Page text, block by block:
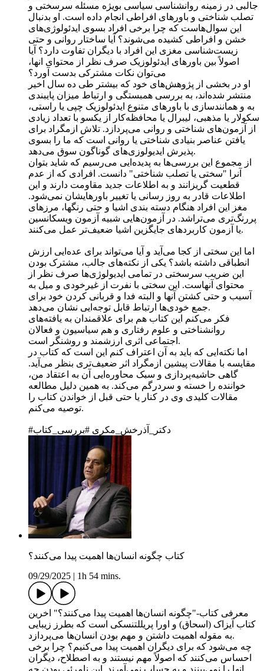
جالبی در زمینه روانشناسی سیاسی بویژه مسئله سرسختی و
تصلب شناختی و باورهای افراطی انجام داده است. او بدنبال
این سوال‌هاست که چرا برخی افراد بسوی ایدئولوژی‌های
خشن و افراطی کشیده می‌شوند؟ آیا ساختار روانی و حتی
زیست‌شناسی مغزی این افراد با دیگران تفاوت دارد؟ آیا
اصولاً بین باورهای ایدئولوزیک صرف نظر از محتوای انها،
می‌توان نکات مشترکی بدست آورد؟
او در بخشی از پژوهش‌های خود که بیشتر طی ده سال اخیر
منتشر شده‌اند، به بررسی همبستگی و ارتباط میزان پایبندی
به و همانندسازی با باورهای متنوع ایدئولوزیک چپی یا راستی،
سکولار یا مذهبی، لیبرال یا محافظه‌کار از یکسو با تعداد زیادی
از آزمون‌های شناختی و روانی می‌پردازد. تلاش ازمگراد برای
یافتن عناصر بنیادی شناختی یا روانی است که ما را بسوی
پذیرش ایدیولوزی‌های گوناگون سوق می‌دهد.
از مجموع این بررسی‌ها به پدیده‌ایی می‌رسیم که شاید بتوان
آنرا "سختی یا تصلب شناختی" دانست. افرادی که از عدم
قطعیت گریزانند و به اطلاعات جدید مقاومت دارند و این
اطلاعات قادر به روز رسانی یا تغییر باورهایشان نمی‌شود.
مغز این افراد هنگام دسته بندی اشیا و حتی رنگها، مرزهای
پررنگ‌تری می‌تراشد. در آزمون‌هایی شبیه آزمون ویسکانسین
یا آزمون کاربردهای جایگزین اشیا ضعیف‌تر عمل می‌کنند.
اما این سختی از کجا می‌آید و آیا می‌تواند برای عده‌ایی ارزش
انطباقی داشته باشد؟ یکی از نکته‌های جالب، مشترک بودن
این ضریب سرسختی در تمامی ایدیولوژی‌ها صرف نظر از
محتوای آنهاست. این سختی با نفرت از غیرخودی و میل به
آسیب و حتی کشتن آنها و البته فدا و قربانی کردن خود برای
جمع خودی‌ها ارتباط قابل توجه‌ایی نشان می‌دهد.
فکر می‌کنم این کتاب هم برای علاقمندان به یافته‌های
روانشناختی و علوم رفتاری و هم سیاسیون و فعالان
اجتماعی اثری ارزشمند و روشنگر است.
اما نکته‌ایی که باید به آن اعتراف کنم این است که کتاب در
مقایسه با مقالات پیشین ازمگراد اثر ضعیف‌تری بنظر می‌آید.
گاهی حاشیه‌پردازی و سبک محاوره‌ایی آن به اعتقاد من،
خواننده را خسته و سردرگم می‌کند. به همین دلیل مطالعه
مقالات کلیدی وی در کنار یا حتی قبل از خواندن کتاب را
توصیه می‌کنم.
#دکتر_آذرخش_مکری #بررسی_کتاب
کتاب چگونه انسان‌ها اهمیت پیدا می‌کنند؟
09/29/2025
1h 54 mins.
معرفی کتاب-"چگونه انسان‌ها اهمیت پیدا می‌کنند؟" اخرین
کتاب آیزاک (اسحاق) و اورا پریللتنسکی است که بطرز زیبایی
به مقوله اهمیت داشتن و مهم بودن انسان‌ها می‌پردازد.
چه می‌شود که برای دیگران اهمیت پیدا می‌کنیم؟ چرا برخی
احساس می‌کنند که اصولاً مهم نیستند و به اصطلاح، دیگران